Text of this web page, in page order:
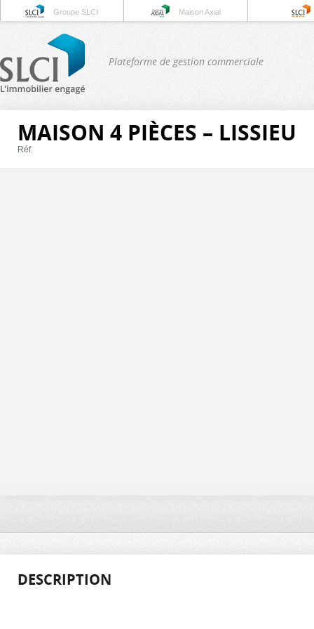
Groupe SLCI Maison Axial
Plateforme de gestion commerciale
MAISON 4 PIÈCES – LISSIEU
Réf.
DESCRIPTION